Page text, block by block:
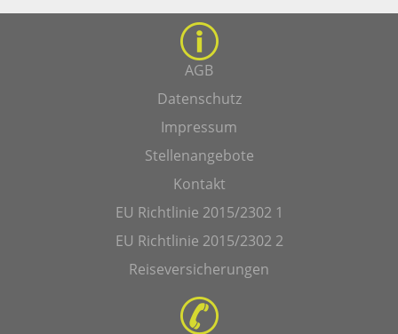
AGB
Datenschutz
Impressum
Stellenangebote
Kontakt
EU Richtlinie 2015/2302 1
EU Richtlinie 2015/2302 2
Reiseversicherungen